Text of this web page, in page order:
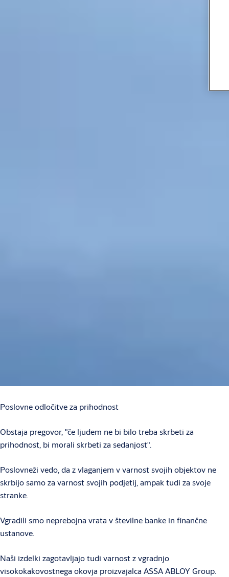
Poslovne odločitve za prihodnost
Obstaja pregovor, "če ljudem ne bi bilo treba skrbeti za
prihodnost, bi morali skrbeti za sedanjost".
Poslovneži vedo, da z vlaganjem v varnost svojih objektov ne
skrbijo samo za varnost svojih podjetij, ampak tudi za svoje
stranke.
Vgradili smo neprebojna vrata v številne banke in finančne
ustanove.
Naši izdelki zagotavljajo tudi varnost z vgradnjo
visokokakovostnega okovja proizvajalca ASSA ABLOY Group.